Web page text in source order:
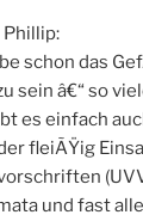
schon das
sein â€“ so
es einfach
fleiÃŸig
und fast